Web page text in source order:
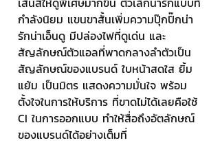
กำลังนิยม แขนขาสั้นเพิ่มความปุ๊กปิ๊กน่า
รักน่าเอ็นดู มีปล่องไฟที่ดูเด่น และ
สัญลักษณ์ตัวแอลที่พาดกลางลำตัวเป็น
สัญลักษณ์ของแบรนด์ ใบหน้าสดใส ยิ้ม
แย้ม เป็นมิตร แสดงความมั่นใจ พร้อม
ตั้งใจในการให้บริการ ที่ขาดไม่ได้เลยคือใช้
CI ในการออกแบบ ทำให้สื่อถึงอัตลักษณ์
ของแบรนด์ได้อย่างเต็มที่